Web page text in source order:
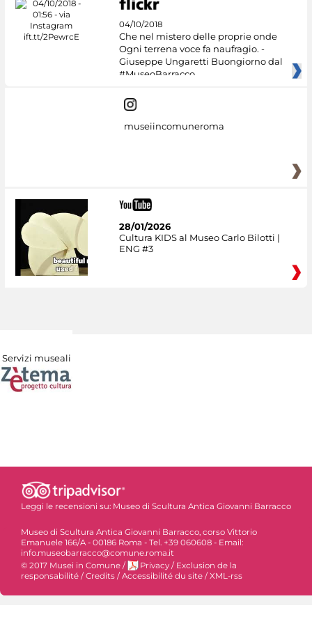
04/10/2018
Che nel mistero delle proprie onde
Ogni terrena voce fa naufragio. -
Giuseppe Ungaretti Buongiorno dal
#MuseoBarracco
museiincomuneroma
28/01/2026
Cultura KIDS al Museo Carlo Bilotti |
ENG #3
Servizi museali
Leggi le recensioni su: Museo di Scultura Antica Giovanni Barracco
Museo di Scultura Antica Giovanni Barracco, corso Vittorio
Emanuele 166/A - 00186 Roma - Tel. +39 060608 - Email:
info.museobarracco@comune.roma.it
© 2017 Musei in Comune / Privacy / Exclusion de la
responsabilité / Credits / Accessibilité du site / XML-rss